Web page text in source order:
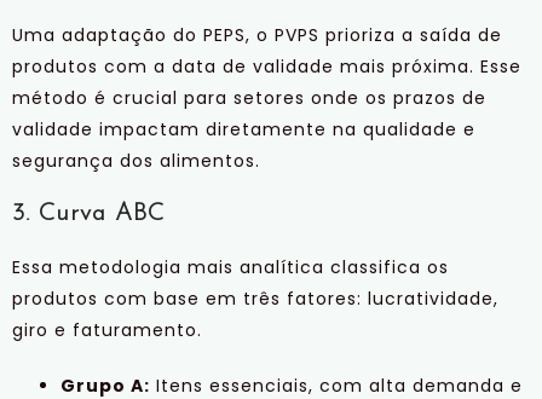
Uma adaptação do PEPS, o PVPS prioriza a saída de
produtos com a data de validade mais próxima. Esse
método é crucial para setores onde os prazos de
validade impactam diretamente na qualidade e
segurança dos alimentos.
3. Curva ABC
Essa metodologia mais analítica classifica os
produtos com base em três fatores: lucratividade,
giro e faturamento.
Grupo A: Itens essenciais, com alta demanda e